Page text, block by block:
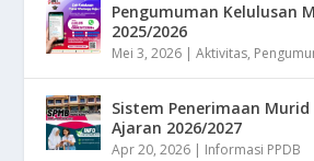
Pengumuman Kelulusan
2025/2026
Mei 3, 2026 |Aktivitas,
Sistem Penerimaan
Ajaran 2026/2027
Apr 20, 2026 | Informasi PPDB